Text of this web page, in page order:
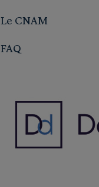
Le CNAM
FAQ